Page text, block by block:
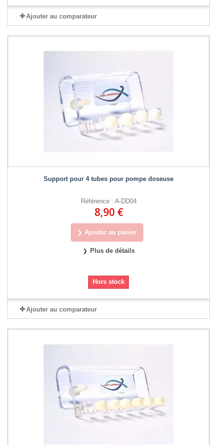
Ajouter au comparateur
Support pour 4 tubes pour pompe doseuse
Référence : A-DD04
8,90 €
Ajouter au panier
Plus de détails
Hors stock
Ajouter au comparateur